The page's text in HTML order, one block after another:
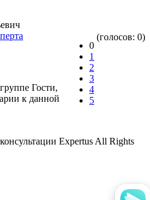
0
1
2
3
4
5
(голосов: 0)
Гости,
к данной
Expertus All Rights